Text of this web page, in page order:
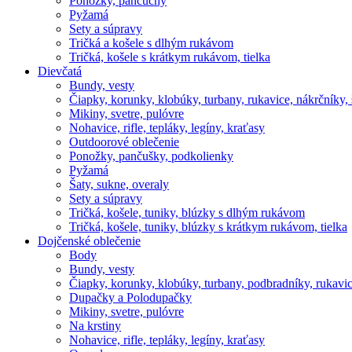
Pyžamá
Sety a súpravy
Tričká a košele s dlhým rukávom
Tričká, košele s krátkym rukávom, tielka
Dievčatá
Bundy, vesty
Čiapky, korunky, klobúky, turbany, rukavice, nákrčníky,
Mikiny, svetre, pulóvre
Nohavice, rifle, tepláky, legíny, kraťasy
Outdoorové oblečenie
Ponožky, pančušky, podkolienky
Pyžamá
Šaty, sukne, overaly
Sety a súpravy
Tričká, košele, tuniky, blúzky s dlhým rukávom
Tričká, košele, tuniky, blúzky s krátkym rukávom, tielka
Dojčenské oblečenie
Body
Bundy, vesty
Čiapky, korunky, klobúky, turbany, podbradníky,
Dupačky a Polodupačky
Mikiny, svetre, pulóvre
Na krstiny
Nohavice, rifle, tepláky, legíny, kraťasy